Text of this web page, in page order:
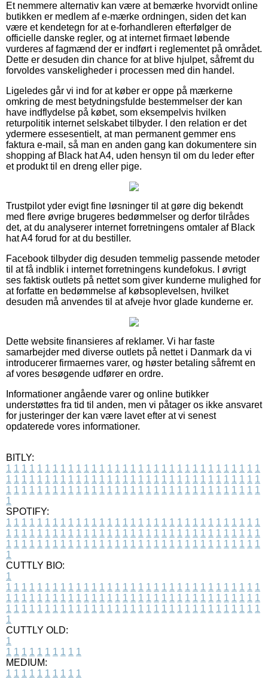
Et nemmere alternativ kan være at bemærke hvorvidt online
butikken er medlem af e-mærke ordningen, siden det kan
være et kendetegn for at e-forhandleren efterfølger de
officielle danske regler, og at internet firmaet løbende
vurderes af fagmænd der er indført i reglementet på området.
Dette er desuden din chance for at blive hjulpet, såfremt du
forvoldes vanskeligheder i processen med din handel.
Ligeledes går vi ind for at køber er oppe på mærkerne
omkring de mest betydningsfulde bestemmelser der kan
have indflydelse på købet, som eksempelvis hvilken
returpolitik internet selskabet tilbyder. I den relation er det
ydermere essesentielt, at man permanent gemmer ens
faktura e-mail, så man en anden gang kan dokumentere sin
shopping af Black hat A4, uden hensyn til om du leder efter
et produkt til en dreng eller pige.
Trustpilot yder evigt fine løsninger til at gøre dig bekendt
med flere øvrige brugeres bedømmelser og derfor tilrådes
det, at du analyserer internet forretningens omtaler af Black
hat A4 forud for at du bestiller.
Facebook tilbyder dig desuden temmelig passende metoder
til at få indblik i internet forretningens kundefokus. I øvrigt
ses faktisk outlets på nettet som giver kunderne mulighed for
at forfatte en bedømmelse af købsoplevelsen, hvilket
desuden må anvendes til at afveje hvor glade kunderne er.
Dette website finansieres af reklamer. Vi har faste
samarbejder med diverse outlets på nettet i Danmark da vi
introducerer firmaernes varer, og høster betaling såfremt en
af vores besøgende udfører en ordre.
Informationer angående varer og online butikker
understøttes fra tid til anden, men vi påtager os ikke ansvaret
for justeringer der kan være lavet efter at vi senest
opdaterede vores informationer.
BITLY:
1 1 1 1 1 1 1 1 1 1 1 1 1 1 1 1 1 1 1 1 1 1 1 1 1 1 1 1 1 1 1 1 1
1 1 1 1 1 1 1 1 1 1 1 1 1 1 1 1 1 1 1 1 1 1 1 1 1 1 1 1 1 1 1 1 1
1 1 1 1 1 1 1 1 1 1 1 1 1 1 1 1 1 1 1 1 1 1 1 1 1 1 1 1 1 1 1 1 1
1
SPOTIFY:
1 1 1 1 1 1 1 1 1 1 1 1 1 1 1 1 1 1 1 1 1 1 1 1 1 1 1 1 1 1 1 1 1
1 1 1 1 1 1 1 1 1 1 1 1 1 1 1 1 1 1 1 1 1 1 1 1 1 1 1 1 1 1 1 1 1
1 1 1 1 1 1 1 1 1 1 1 1 1 1 1 1 1 1 1 1 1 1 1 1 1 1 1 1 1 1 1 1 1
1
CUTTLY BIO:
1
1 1 1 1 1 1 1 1 1 1 1 1 1 1 1 1 1 1 1 1 1 1 1 1 1 1 1 1 1 1 1 1 1
1 1 1 1 1 1 1 1 1 1 1 1 1 1 1 1 1 1 1 1 1 1 1 1 1 1 1 1 1 1 1 1 1
1 1 1 1 1 1 1 1 1 1 1 1 1 1 1 1 1 1 1 1 1 1 1 1 1 1 1 1 1 1 1 1 1
1
CUTTLY OLD:
1
1 1 1 1 1 1 1 1 1 1
MEDIUM:
1 1 1 1 1 1 1 1 1 1